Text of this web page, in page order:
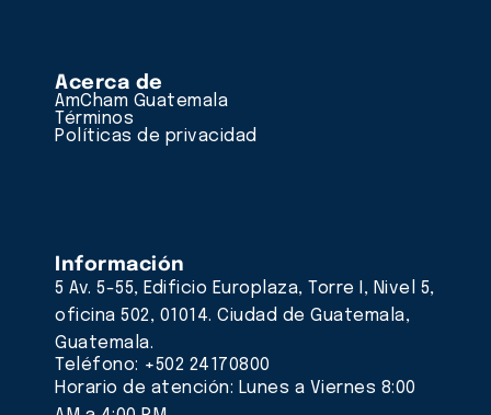
Acerca de
AmCham Guatemala
Términos
Políticas de privacidad
Información
5 Av. 5-55, Edificio Europlaza, Torre I, Nivel 5,
oficina 502, 01014. Ciudad de Guatemala,
Guatemala.
Teléfono: +502 24170800
Horario de atención: Lunes a Viernes 8:00